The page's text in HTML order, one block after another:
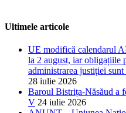
Ultimele articole
UE modifică calendarul
la 2 august, iar obligațiile
administrarea justiției
28 iulie 2026
Baroul Bistrița-Năsăud a
V 24 iulie 2026